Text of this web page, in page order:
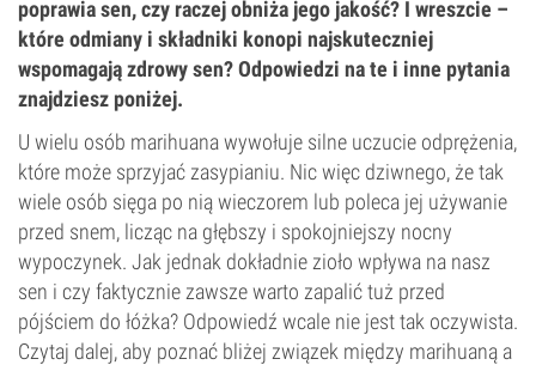
poprawia sen, czy raczej obniża jego jakość? I wreszcie –
które odmiany i składniki konopi najskuteczniej
wspomagają zdrowy sen? Odpowiedzi na te i inne pytania
znajdziesz poniżej.
U wielu osób marihuana wywołuje silne uczucie odprężenia,
które może sprzyjać zasypianiu. Nic więc dziwnego, że tak
wiele osób sięga po nią wieczorem lub poleca jej używanie
przed snem, licząc na głębszy i spokojniejszy nocny
wypoczynek. Jak jednak dokładnie zioło wpływa na nasz
sen i czy faktycznie zawsze warto zapalić tuż przed
pójściem do łóżka? Odpowiedź wcale nie jest tak oczywista.
Czytaj dalej, aby poznać bliżej związek między marihuaną a